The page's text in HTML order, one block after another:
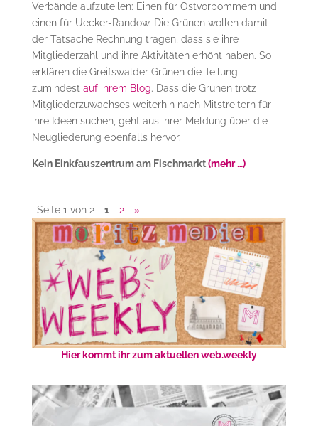
Verbände aufzuteilen: Einen für Ostvorpommern und
einen für Uecker-Randow. Die Grünen wollen damit
der Tatsache Rechnung tragen, dass sie ihre
Mitgliederzahl und ihre Aktivitäten erhöht haben. So
erklären die Greifswalder Grünen die Teilung
zumindest auf ihrem Blog. Dass die Grünen trotz
Mitgliederzuwachses weiterhin nach Mitstreitern für
ihre Ideen suchen, geht aus ihrer Meldung über die
Neugliederung ebenfalls hervor.
Kein Einkfauszentrum am Fischmarkt(mehr …)
Seite 1 von 2 1 2 »
Hier kommt ihr zum aktuellen web.weekly